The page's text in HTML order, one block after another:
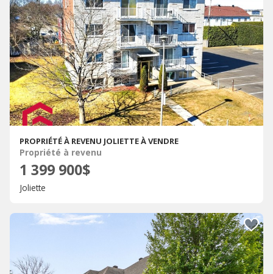
PROPRIÉTÉ À REVENU JOLIETTE À VENDRE
Propriété à revenu
1 399 900$
Joliette